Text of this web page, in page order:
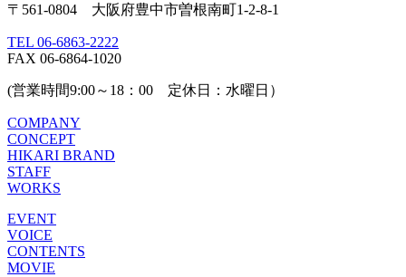
〒561-0804 大阪府豊中市曽根南町1-2-8-1
TEL 06-6863-2222
FAX 06-6864-1020
(営業時間9:00～18：00 定休日：水曜日）
COMPANY
CONCEPT
HIKARI BRAND
STAFF
WORKS
EVENT
VOICE
CONTENTS
MOVIE